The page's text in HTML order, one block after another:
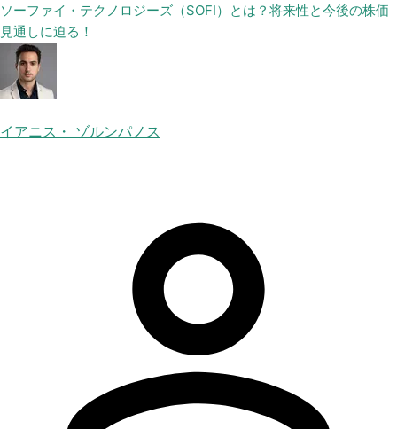
ソーファイ・テクノロジーズ（SOFI）とは？将来性と今後の株価
見通しに迫る！
イアニス・ ゾルンパノス